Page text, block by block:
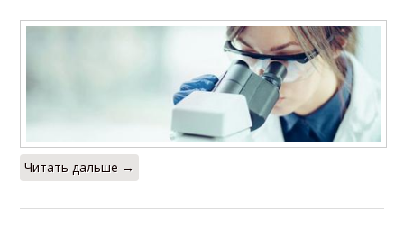
Читать дальше →